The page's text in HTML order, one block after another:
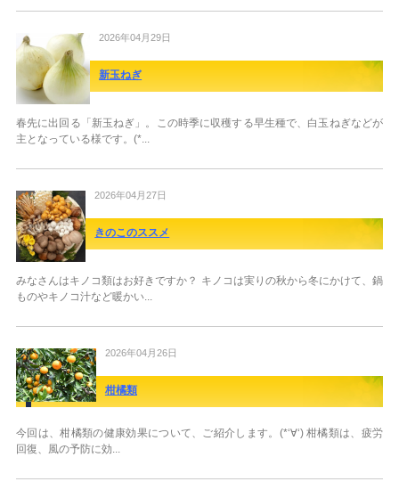
2026年04月29日
新玉ねぎ
春先に出回る「新玉ねぎ」。この時季に収穫する早生種で、白玉ねぎなどが
主となっている様です。(*...
2026年04月27日
きのこのススメ
みなさんはキノコ類はお好きですか？ キノコは実りの秋から冬にかけて、鍋
ものやキノコ汁など暖かい...
2026年04月26日
柑橘類
今回は、柑橘類の健康効果について、ご紹介します。(*‘∀‘) 柑橘類は、疲労
回復、風の予防に効...